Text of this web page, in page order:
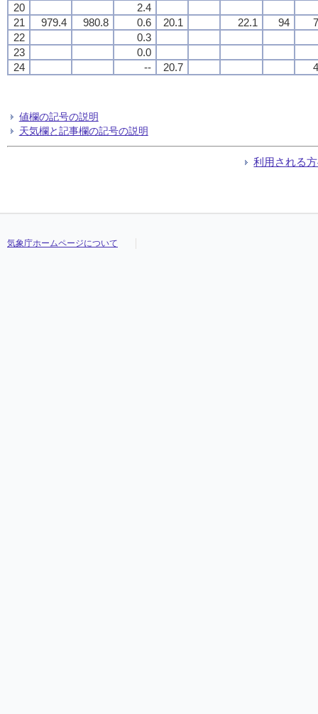
20
2.4
21
979.4 980.8 0.6 20.1 22.1 94
22
0.3
23
0.0
24
-- 20.7
値欄の記号の説明
天気欄と記事欄の記号の説明
利用される
気象庁ホームページについて